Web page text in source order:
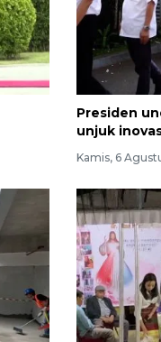
Presiden
unjuk
Kamis, 6407
12